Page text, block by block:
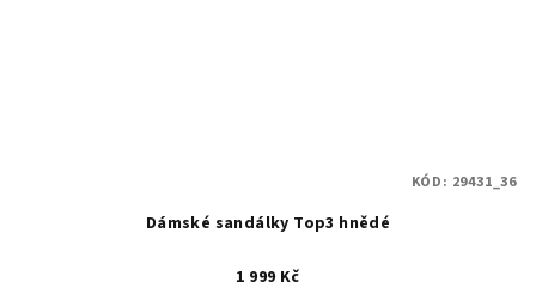
Dámské sandálky Top3 hnědé
1 999 Kč
KÓD: 29431_36